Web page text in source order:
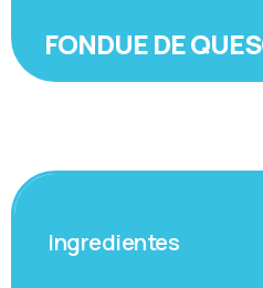
FONDUE DE
Ingredientes